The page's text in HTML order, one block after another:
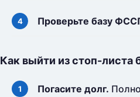
Проверьте базу
Как выйти из стоп-листа
Погасите долг.